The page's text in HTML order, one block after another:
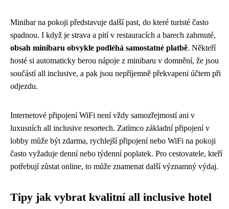
Minibar na pokoji představuje další past, do které turisté často
spadnou. I když je strava a pití v restauracích a barech zahrnuté,
obsah minibaru obvykle podléhá samostatné platbě. Někteří
hosté si automaticky berou nápoje z minibaru v domnění, že jsou
součástí all inclusive, a pak jsou nepříjemně překvapeni účtem při
odjezdu.
Internetové připojení WiFi není vždy samozřejmostí ani v
luxusních all inclusive resortech. Zatímco základní připojení v
lobby může být zdarma, rychlejší připojení nebo WiFi na pokoji
často vyžaduje denní nebo týdenní poplatek. Pro cestovatele, kteří
potřebují zůstat online, to může znamenat další významný výdaj.
Tipy jak vybrat kvalitní all inclusive hotel